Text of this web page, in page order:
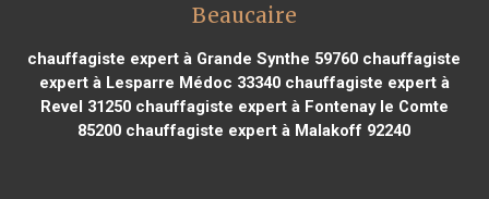
Beaucaire
chauffagiste expert à Grande Synthe 59760 chauffagiste
expert à Lesparre Médoc 33340chauffagiste expert à
Revel 31250chauffagiste expert à Fontenay le Comte
85200 chauffagiste expert à Malakoff 92240